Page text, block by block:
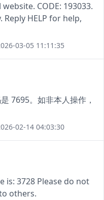
CODE: 193033.
HELP for help,
03-05 11:11:35
7695。如非本人操作，
02-14 04:03:30
is: 3728 Please do not
others.